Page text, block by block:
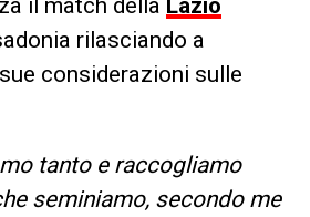
rilasciando a
considerazioni sulle
tanto e raccogliamo
seminiamo, secondo me